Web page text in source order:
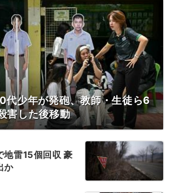
代少年が発砲、教師・生徒ら6
害した後移動
地雷15個回収 豪
か